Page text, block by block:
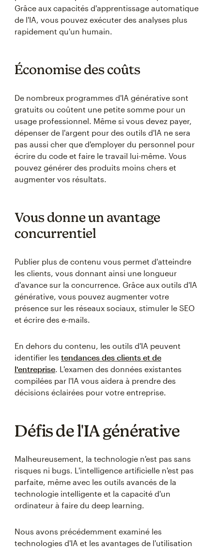
Grâce aux capacités d'apprentissage automatique
de l'IA, vous pouvez exécuter des analyses plus
rapidement qu'un humain.
Économise des coûts
De nombreux programmes d'IA générative sont
gratuits ou coûtent une petite somme pour un
usage professionnel. Même si vous devez payer,
dépenser de l'argent pour des outils d'IA ne sera
pas aussi cher que d'employer du personnel pour
écrire du code et faire le travail lui-même. Vous
pouvez générer des produits moins chers et
augmenter vos résultats.
Vous donne un avantage
concurrentiel
Publier plus de contenu vous permet d'atteindre
les clients, vous donnant ainsi une longueur
d'avance sur la concurrence. Grâce aux outils d'IA
générative, vous pouvez augmenter votre
présence sur les réseaux sociaux, stimuler le SEO
et écrire des e-mails.
En dehors du contenu, les outils d'IA peuvent
identifier les tendances des clients et de
l'entreprise. L'examen des données existantes
compilées par l'IA vous aidera à prendre des
décisions éclairées pour votre entreprise.
Défis de l'IA générative
Malheureusement, la technologie n'est pas sans
risques ni bugs. L'intelligence artificielle n'est pas
parfaite, même avec les outils avancés de la
technologie intelligente et la capacité d'un
ordinateur à faire du deep learning.
Nous avons précédemment examiné les
technologies d'IA et les avantages de l'utilisation